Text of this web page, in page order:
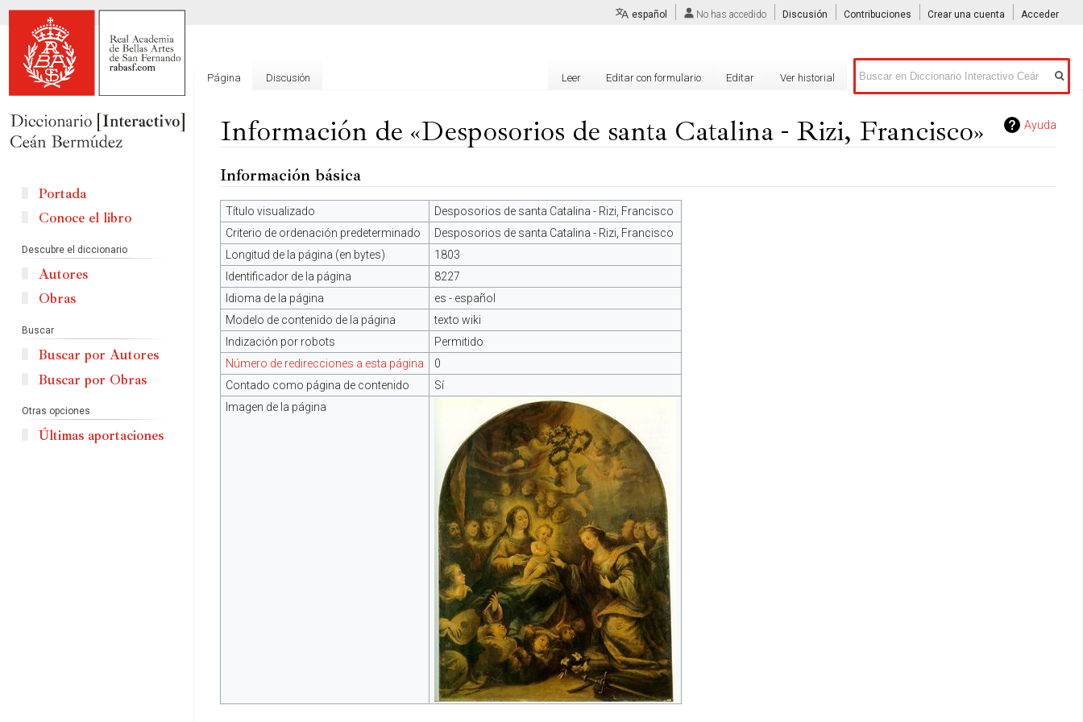
Ayuda
Información de «Desposorios de santa Catalina - Rizi, Francisco»
Ir
la
navegación
Ir
la
búsqueda
Información básica
Título visualizado
Desposorios de santa Catalina - Rizi, Francisco
Criterio de ordenación predeterminado
Desposorios de santa Catalina - Rizi, Francisco
Longitud de la página (en bytes)
1803
Identificador de la página
8227
Idioma de la página
es - español
Modelo de contenido de la página
texto wiki
Indización por robots
Permitido
Número de redirecciones a esta página
0
Contado como página de contenido
Sí
Imagen de la página
español No has accedido Discusión Contribuciones Crear una cuenta Acceder
Página Discusión Leer Editar con formulario Editar Ver historial
Buscar
Portada
Conoce el libro
Descubre el diccionario
Autores
Obras
Buscar
Buscar por Autores
Buscar por Obras
Otras opciones
Últimas aportaciones